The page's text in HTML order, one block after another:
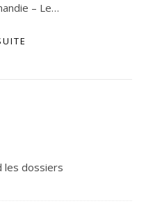
– Le…
les dossiers